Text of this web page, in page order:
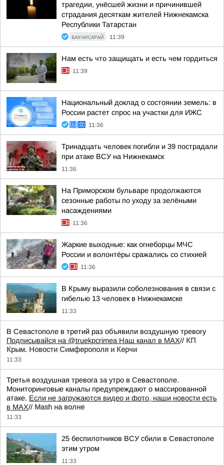
трагедии, унёсшей жизни и причинившей
страдания десяткам жителей Нижнекамска
Республики Татарстан
БАХЧИСАРАЙ 11:39
Нам есть что защищать и есть чем гордиться
11:39
Национальный доклад о состоянии земель: в
России растет спрос на участки для ИЖС
11:36
Тринадцать человек погибли и 39 пострадали
при атаке ВСУ на Нижнекамск
11:36
На Приморском бульваре продолжаются
сезонные работы по уходу за зелёными
насаждениями
11:36
Жаркие выходные: как огнеборцы МЧС
России и волонтёры сражались со стихией
11:36
В Крыму выразили соболезнования в связи с
гибелью 13 человек в Нижнекамске
11:33
В Севастополе в третий раз объявили воздушную тревогу
Подписывайся на @truekpcrimea Наш канал в MAX// КП
Крым. Новости Симферополя и Керчи
11:33
Третья воздушная тревога за утро в Севастополе.
Мониторинговые каналы предупреждают о массированной
атаке. Если не загружаются видео и фото, наши новости есть
в MAX// Mash на волне
11:33
25 беспилотников ВСУ сбили в Севастополе
этим утром
11:33